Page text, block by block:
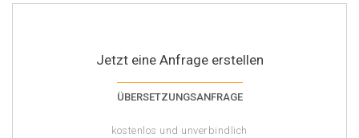
Jetzt eine Anfrage erstellen
ÜBERSETZUNGSANFRAGE
kostenlos und unverbindlich